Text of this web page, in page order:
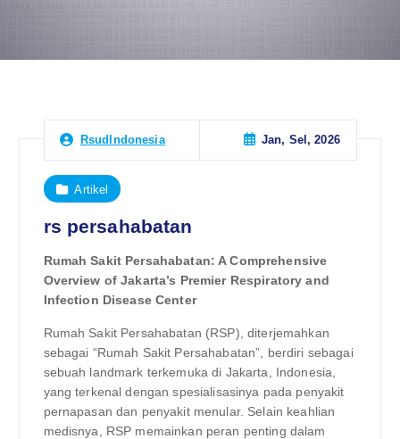
RsudIndonesia Jan, Sel, 2026
Artikel
rs persahabatan
Rumah Sakit Persahabatan: A Comprehensive
Overview of Jakarta’s Premier Respiratory and
Infection Disease Center
Rumah Sakit Persahabatan (RSP), diterjemahkan
sebagai “Rumah Sakit Persahabatan”, berdiri sebagai
sebuah landmark terkemuka di Jakarta, Indonesia,
yang terkenal dengan spesialisasinya pada penyakit
pernapasan dan penyakit menular. Selain keahlian
medisnya, RSP memainkan peran penting dalam